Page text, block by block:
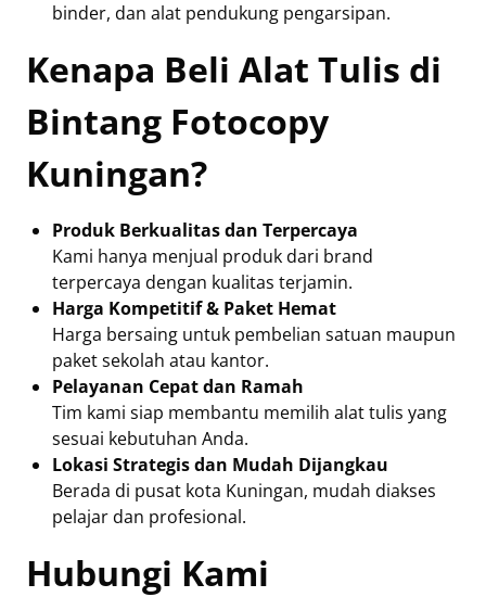
binder, dan alat pendukung pengarsipan.
Kenapa Beli Alat Tulis di
Bintang Fotocopy
Kuningan?
Produk Berkualitas dan Terpercaya
Kami hanya menjual produk dari brand
terpercaya dengan kualitas terjamin.
Harga Kompetitif & Paket Hemat
Harga bersaing untuk pembelian satuan maupun
paket sekolah atau kantor.
Pelayanan Cepat dan Ramah
Tim kami siap membantu memilih alat tulis yang
sesuai kebutuhan Anda.
Lokasi Strategis dan Mudah Dijangkau
Berada di pusat kota Kuningan, mudah diakses
pelajar dan profesional.
Hubungi Kami